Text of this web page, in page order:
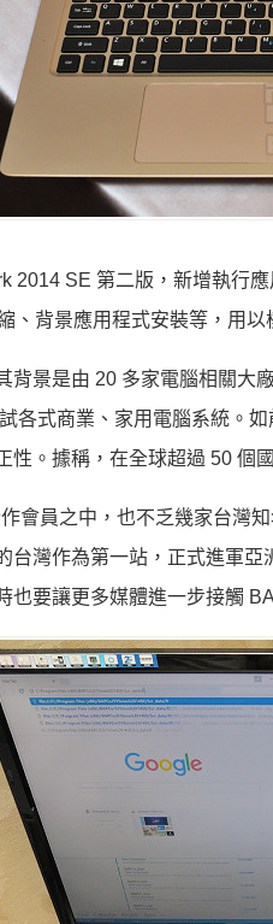
2014 SE 第二版，新增執行
、背景應用程式安裝等，用
背景是由 20 多家電腦相關大
各式商業、家用電腦系統。
性。據稱，在全球超過 50 個
會員之中，也不乏幾家台灣
台灣作為第一站，正式進軍
也要讓更多媒體進一步接觸